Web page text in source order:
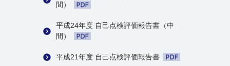
間）
平成24年度 自己点検評価報告書（中
間）
平成21年度 自己点検評価報告書